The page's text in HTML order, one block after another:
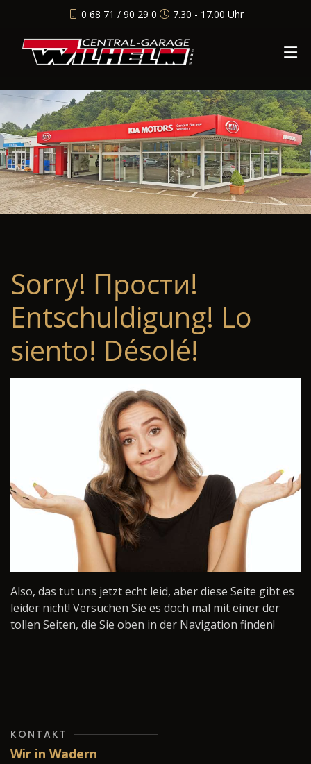
0 68 71 / 90 29 0 7.30 - 17.00 Uhr
Sorry! Прости!
Entschuldigung! Lo
siento! Désolé!
Also, das tut uns jetzt echt leid, aber diese Seite gibt es
leider nicht! Versuchen Sie es doch mal mit einer der
tollen Seiten, die Sie oben in der Navigation finden!
KONTAKT
Wir in Wadern